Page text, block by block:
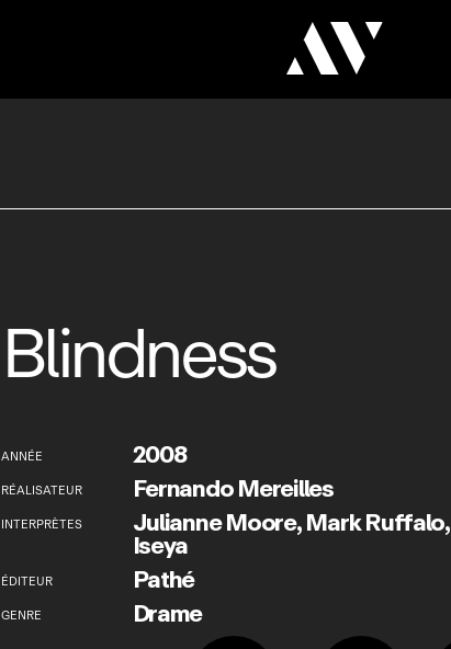
Blindness
ANNÉE 2008
RÉALISATEUR Fernando Mereilles
INTERPRÈTES Julianne Moore,Mark Ruffalo,
Iseya
ÉDITEUR Pathé
GENRE Drame